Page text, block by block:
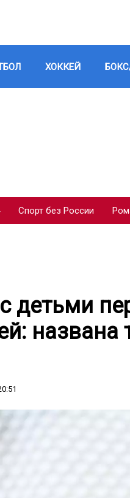
ХОККЕЙ
Спорт без России
детьми
названа